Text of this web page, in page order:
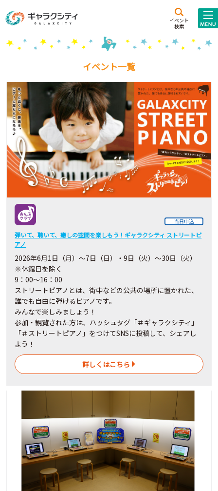
イベント
検索
施設案内
こども
西新井
施設･
施設貸出･団体利用
こどもみーてぃんぐ
Gがくえん
ブランドからのお知らせ
いっしょに創る
イベントレポート
イベント一覧
当日申込
弾いて、聴いて、癒しの空間を楽しもう！ギャラクシティ ストリートピ
アノ
2026年6月1 日（月）～7日（日）・9日（火）～30日 （火）
※休館日を除く
9：00～16：00
ストリートピアノとは、街中などの公共の場所に置かれた、
誰でも自由に弾けるピアノです。
みんなで楽しみましょう！
参加・観覧された方は、ハッシュタグ「＃ギャラクシティ」
「＃ストリートピアノ」をつけてSNSに投稿して、シェアし
よう！
詳しくはこちら